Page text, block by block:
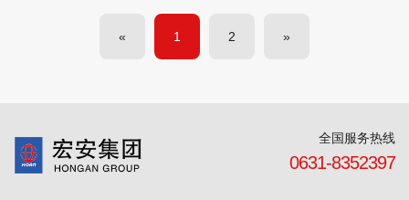
« 1 2 »
全国服务热线
0631-8352397